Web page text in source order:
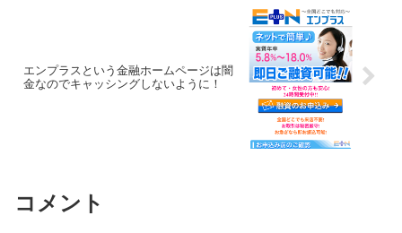
エンプラスという金融ホームページは闇
金なのでキャッシングしないように！
コメント